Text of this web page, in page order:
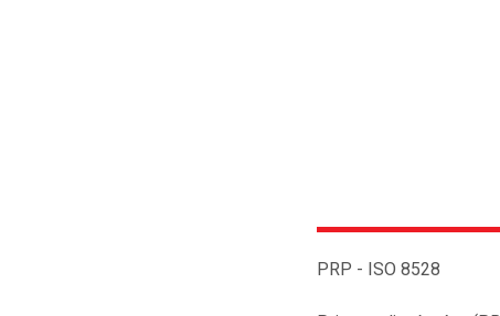
PRP - ISO 8528